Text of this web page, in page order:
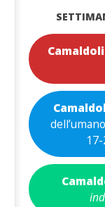
Camaldoli